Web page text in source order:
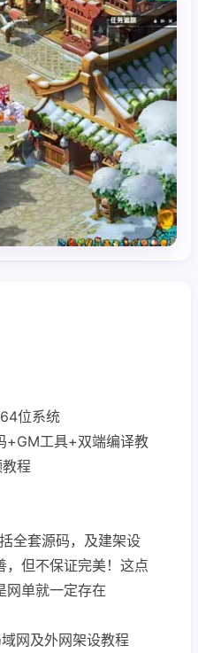
位系统
+GM工具+双端编译教
程
全套源码，及建架设
，但不保证完美！这点
网单就一定存在
网及外网架设教程